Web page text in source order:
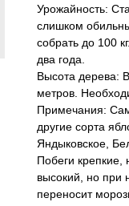
Урожайность:
слишком
собрать до 100
два года.
Высота дерева:
метров.
Примечания:
другие сорта
Яндыковское,
Побеги
высокий, но при
переносит